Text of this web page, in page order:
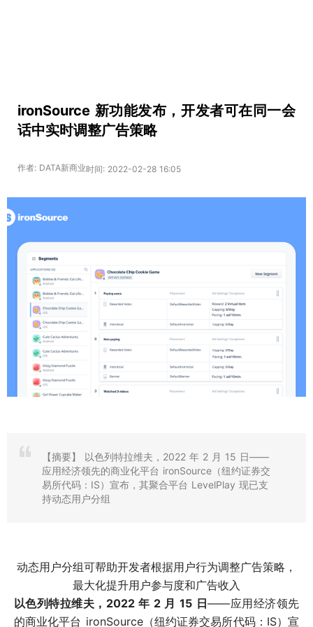
ironSource 新功能发布，开发者可在同一会
话中实时调整广告策略
作者: DATA新商业时间: 2022-02-28 16:05
【摘要】
以色列特拉维夫，2022 年 2 月 15 日——
应用经济领先的商业化平台 ironSource（纽约证券交
易所代码：IS）宣布，其聚合平台 LevelPlay 现已支
持动态用户分组
动态用户分组可帮助开发者根据用户行为调整广告策略，
最大化提升用户参与度和广告收入
以色列特拉维夫，2022 年 2 月 15 日——应用经济领先
的商业化平台 ironSource（纽约证券交易所代码：IS）宣